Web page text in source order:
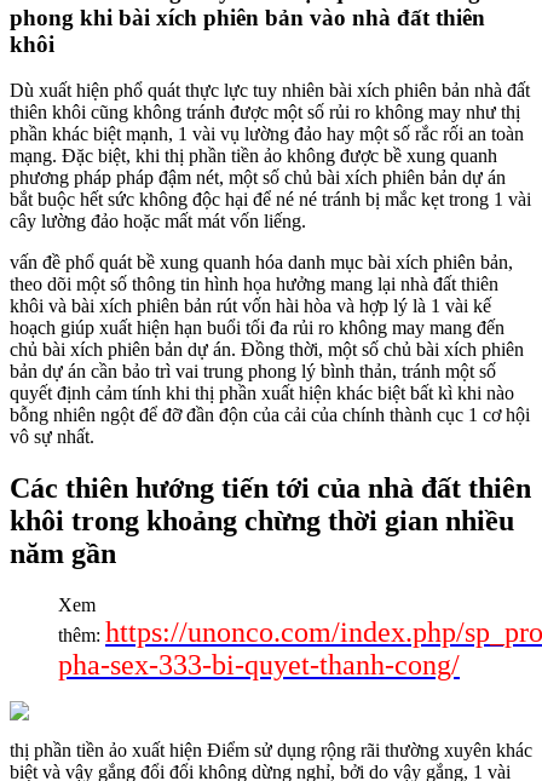
phong khi bài xích phiên bản vào nhà đất thiên
khôi
Dù xuất hiện phổ quát thực lực tuy nhiên bài xích phiên bản nhà đất
thiên khôi cũng không tránh được một số rủi ro không may như thị
phần khác biệt mạnh, 1 vài vụ lường đảo hay một số rắc rối an toàn
mạng. Đặc biệt, khi thị phần tiền ảo không được bề xung quanh
phương pháp pháp đậm nét, một số chủ bài xích phiên bản dự án
bắt buộc hết sức không độc hại để né né tránh bị mắc kẹt trong 1 vài
cây lường đảo hoặc mất mát vốn liếng.
vấn đề phổ quát bề xung quanh hóa danh mục bài xích phiên bản,
theo dõi một số thông tin hình họa hưởng mang lại nhà đất thiên
khôi và bài xích phiên bản rút vốn hài hòa và hợp lý là 1 vài kế
hoạch giúp xuất hiện hạn buổi tối đa rủi ro không may mang đến
chủ bài xích phiên bản dự án. Đồng thời, một số chủ bài xích phiên
bản dự án cần bảo trì vai trung phong lý bình thản, tránh một số
quyết định cảm tính khi thị phần xuất hiện khác biệt bất kì khi nào
bỗng nhiên ngột để đỡ đần độn của cải của chính thành cục 1 cơ hội
vô sự nhất.
Các thiên hướng tiến tới của nhà đất thiên
khôi trong khoảng chừng thời gian nhiều
năm gần
Xem
thêm: https://unonco.com/index.php/
pha-sex-333-bi-quyet-thanh-cong/
thị phần tiền ảo xuất hiện Điểm sử dụng rộng rãi thường xuyên khác
biệt và vậy gắng đổi đổi không dừng nghỉ, bởi do vậy gắng, 1 vài